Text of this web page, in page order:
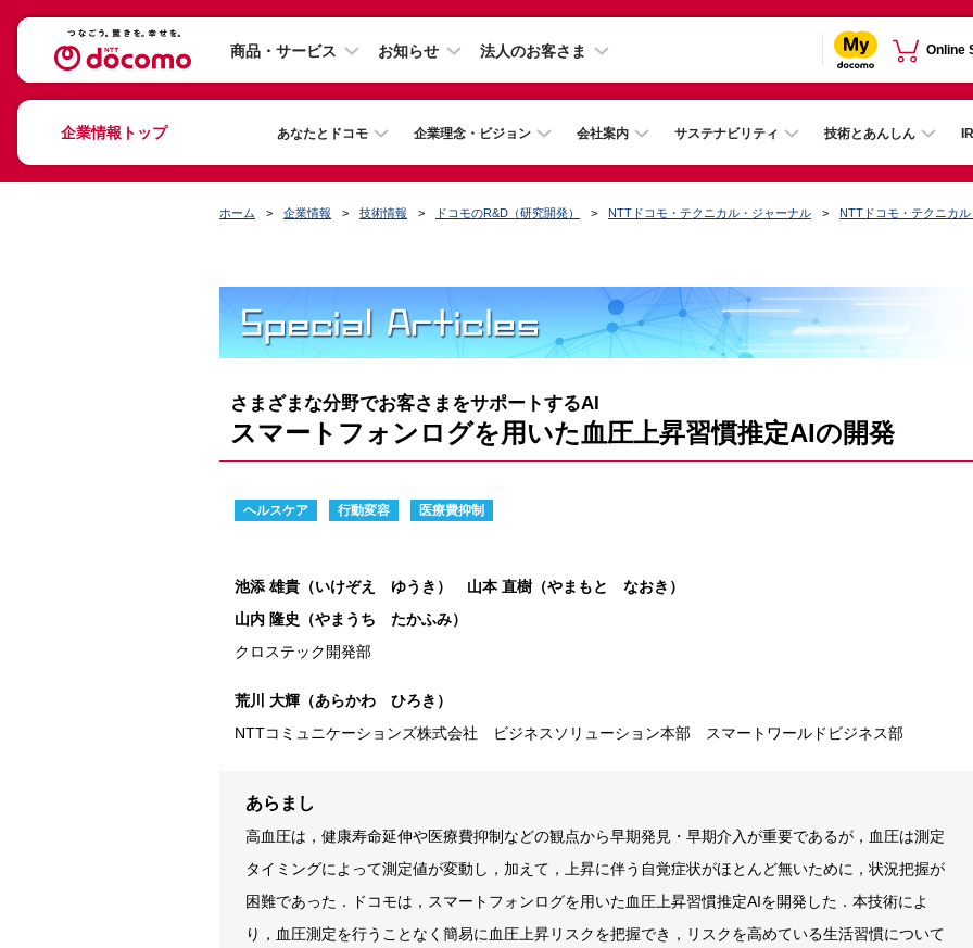
商品・サービス お知らせ 法人のお客さま Online
企業情報トップ あなたとドコモ 企業理念・ビジョン 会社案内 サステナビリティ 技術とあんしん
ホーム 企業情報 技術情報 ドコモのR&D（研究開発） NTTドコモ・テクニカル・ジャーナル NTTドコモ・テクニカ
さまざまな分野でお客さまをサポートするAI
スマートフォンログを用いた血圧上昇習慣推定AIの開発
ヘルスケア 行動変容 医療費抑制
池添 雄貴（いけぞえ ゆうき） 山本 直樹（やまもと なおき）
山内 隆史（やまうち たかふみ）
クロステック開発部
荒川 大輝（あらかわ ひろき）
NTTコミュニケーションズ株式会社 ビジネスソリューション本部 スマートワールドビジネス部
あらまし
高血圧は，健康寿命延伸や医療費抑制などの観点から早期発見・早期介入が重要であるが，血圧は測定
タイミングによって測定値が変動し，加えて，上昇に伴う自覚症状がほとんど無いために，状況把握が
困難であった．ドコモは，スマートフォンログを用いた血圧上昇習慣推定AIを開発した．本技術によ
り，血圧測定を行うことなく簡易に血圧上昇リスクを把握でき，リスクを高めている生活習慣について